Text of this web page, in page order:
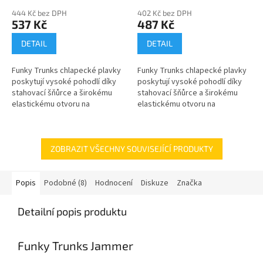
444 Kč bez DPH
537 Kč
DETAIL
Funky Trunks chlapecké plavky
poskytují vysoké pohodlí díky
stahovací šňůrce a širokému
elastickému otvoru na
Infinity,...
402 Kč bez DPH
487 Kč
DETAIL
Funky Trunks chlapecké plavky
poskytují vysoké pohodlí díky
stahovací šňůrce a širokému
elastickému otvoru na
Infinity,...
ZOBRAZIT VŠECHNY SOUVISEJÍCÍ PRODUKTY
Popis Podobné (8) Hodnocení Diskuze Značka
Detailní popis produktu
Funky Trunks Jammer